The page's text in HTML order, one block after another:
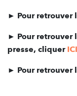
► Pour
► Pour retrouver
presse, cliquer ICI
► Pour retrouver